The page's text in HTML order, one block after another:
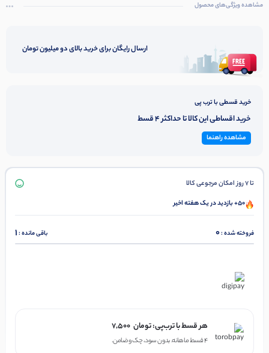
مشاهده ویژگی‌های محصول
ارسال رایگان برای خرید بالای دو میلیون تومان
خرید قسطی با ترب پی
خرید اقساطی این کالا تا حداکثر 4 قسط
مشاهده راهنما
تا 7 روز امکان مرجوعی کالا
50+ بازدید در یک هفته اخیر
فروخته شده :0 باقی مانده :1
هر قسط با ترب‌پی: 7,500 تومان
۴ قسط ماهانه. بدون سود، چک و ضامن.